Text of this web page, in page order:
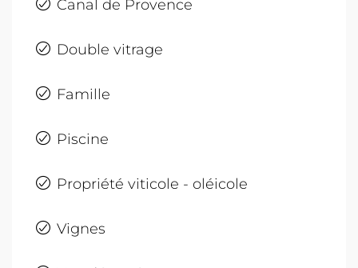
Canal de Provence
Double vitrage
Famille
Piscine
Propriété viticole - oléicole
Vignes